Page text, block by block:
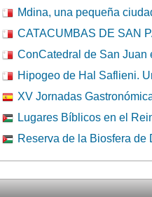
Mdina, una pequeña
CATACUMBAS DE SAN
ConCatedral de San Juan
Hipogeo de Hal Saflieni.
XV Jornadas
Lugares Bíblicos en el
Reserva de la Biosfera de